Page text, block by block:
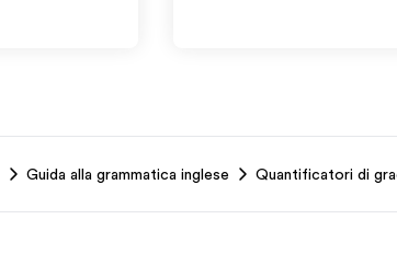
Guida alla grammatica inglese Quantificatori di